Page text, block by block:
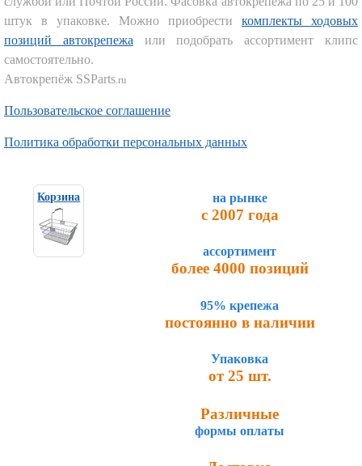
штук в упаковке. Можно приобрести комплекты ходовых
позиций автокрепежа или подобрать ассортимент клипс
самостоятельно.
Автокрепёж SSParts.ru
Пользовательское соглашение
Политика обработки персональных данных
Корзина на рынке
с 2007 года
ассортимент
более 4000 позиций
95% крепежа
постоянно в наличии
Упаковка
от 25 шт.
Различные
формы оплаты